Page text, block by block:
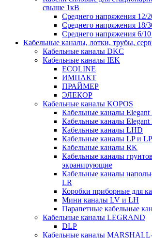
свыше 1кВ
Среднего напряжения 12/
Среднего напряжения 18/
Среднего напряжения 6/
Кабельные каналы, лотки, трубы,
Кабельные каналы DKC
Кабельные каналы IEK
ECOLINE
ИМПАКТ
ПРАЙМЕР
ЭЛЕКОР
Кабельные каналы KOPOS
Кабельные каналы
Кабельные каналы Elegant
Кабельные каналы LHD
Кабельные каналы LP и
Кабельные каналы RK
Кабельные каналы
экранирующие
Кабельные каналы
LR
Коробки приборные для
Мини каналы LV и LH
Парапетные кабельные
Кабельные каналы LEGRAND
DLP
Кабельные каналы